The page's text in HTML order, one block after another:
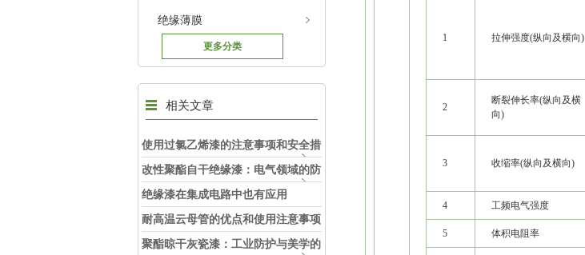
绝缘薄膜
更多分类
相关文章
使用过氯乙烯漆的注意事项和安全措
施
改性聚酯自干绝缘漆：电气领域的防
护精灵
绝缘漆在集成电路中也有应用
耐高温云母管的优点和使用注意事项
聚酯晾干灰瓷漆：工业防护与美学的
1 拉伸强度(纵向及横向)
2
断裂伸长率(纵向及横
向)
3 收缩率(纵向及横向)
4 工频电气强度
5 体积电阻率